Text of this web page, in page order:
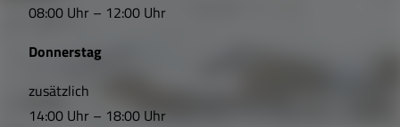
n
k
s
08:00 Uhr – 12:00 Uhr
Donnerstag
zusätzlich
14:00 Uhr – 18:00 Uhr